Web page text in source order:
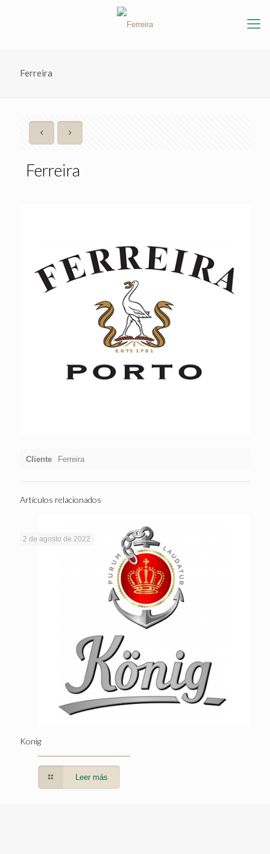
Ferreira
Ferreira
Cliente Ferreira
Artículos relacionados
2 de agosto de 2022
Konig
Leer más